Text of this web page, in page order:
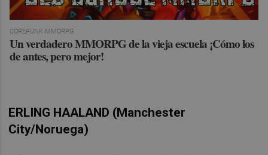
COREPUNK MMORPG
Un verdadero MMORPG de la vieja escuela ¡Cómo los
de antes, pero mejor!
ERLING HAALAND (Manchester
City/Noruega)